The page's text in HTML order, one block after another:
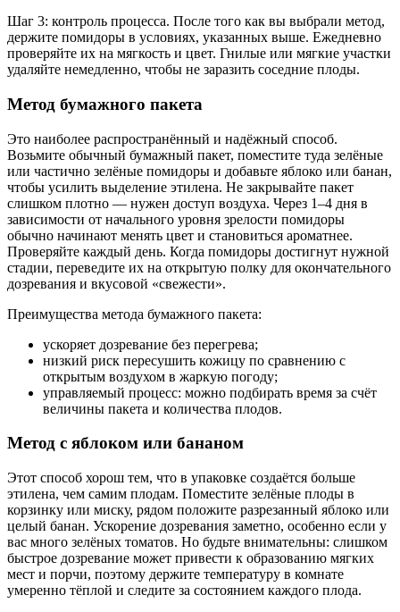
Шаг 3: контроль процесса. После того как вы выбрали метод,
держите помидоры в условиях, указанных выше. Ежедневно
проверяйте их на мягкость и цвет. Гнилые или мягкие участки
удаляйте немедленно, чтобы не заразить соседние плоды.
Метод бумажного пакета
Это наиболее распространённый и надёжный способ.
Возьмите обычный бумажный пакет, поместите туда зелёные
или частично зелёные помидоры и добавьте яблоко или банан,
чтобы усилить выделение этилена. Не закрывайте пакет
слишком плотно — нужен доступ воздуха. Через 1–4 дня в
зависимости от начального уровня зрелости помидоры
обычно начинают менять цвет и становиться ароматнее.
Проверяйте каждый день. Когда помидоры достигнут нужной
стадии, переведите их на открытую полку для окончательного
дозревания и вкусовой «свежести».
Преимущества метода бумажного пакета:
ускоряет дозревание без перегрева;
низкий риск пересушить кожицу по сравнению с
открытым воздухом в жаркую погоду;
управляемый процесс: можно подбирать время за счёт
величины пакета и количества плодов.
Метод с яблоком или бананом
Этот способ хорош тем, что в упаковке создаётся больше
этилена, чем самим плодам. Поместите зелёные плоды в
корзинку или миску, рядом положите разрезанный яблоко или
целый банан. Ускорение дозревания заметно, особенно если у
вас много зелёных томатов. Но будьте внимательны: слишком
быстрое дозревание может привести к образованию мягких
мест и порчи, поэтому держите температуру в комнате
умеренно тёплой и следите за состоянием каждого плода.